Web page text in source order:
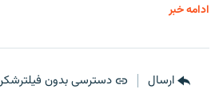
ادامه خبر
ارسال دسترسی بدون